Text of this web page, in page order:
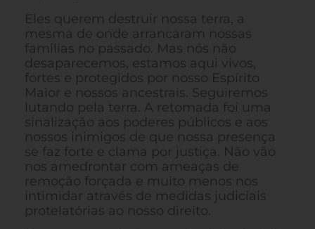
Eles querem destruir nossa terra, a
mesma de onde arrancaram nossas
famílias no passado. Mas nós não
desaparecemos, estamos aqui vivos,
fortes e protegidos por nosso Espírito
Maior e nossos ancestrais. Seguiremos
lutando pela terra. A retomada foi uma
sinalização aos poderes públicos e aos
nossos inimigos de que nossa presença
se faz forte e clama por justiça. Não vão
nos amedrontar com ameaças de
remoção forçada e muito menos nos
intimidar através de medidas judiciais
protelatórias ao nosso direito.